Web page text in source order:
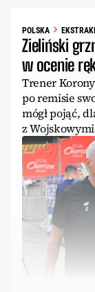
POLSKA
Zieliński
w ocenie
Trener
po remisie
mógł pojąć,
z